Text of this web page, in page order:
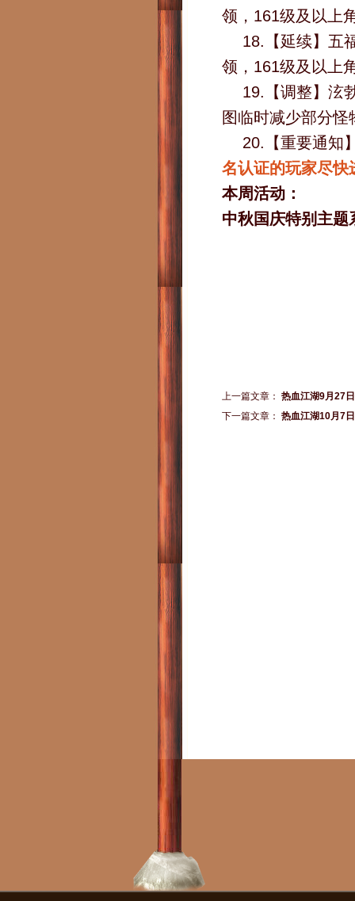
领，161级及以上
18.【延续】五
领，161级及以上
19.【调整】泫
图临时减少部分
20.【重要通知
名认证的玩家尽快
本周活动：
中秋国庆特别主题
上一篇文章： 热血江湖9月27
下一篇文章： 热血江湖10月7